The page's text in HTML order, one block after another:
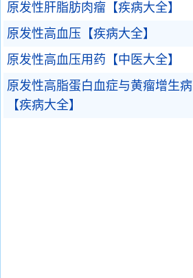
原发性肝脂肪肉瘤【疾病大全】
原发性高血压【疾病大全】
原发性高血压用药【中医大全】
原发性高脂蛋白血症与黄瘤增生病
【疾病大全】